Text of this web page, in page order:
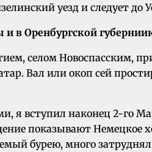
уезд и следует до
в Оренбургской
селом Новоспасским,
Вал или окоп сей
я вступил наконец 2-го
показывают
бурею, много